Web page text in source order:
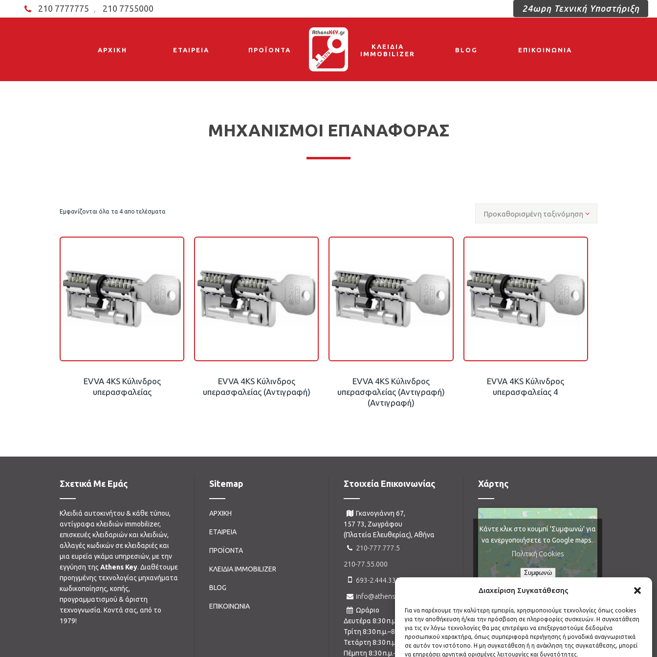
Διαχείριση Συγκατάθεσης
Για να παρέχουμε την καλύτερη εμπειρία, χρησιμοποιούμε τεχνολογίες όπως cookies
για την αποθήκευση ή/και την πρόσβαση σε πληροφορίες συσκευών. Η συγκατάθεση
για τις εν λόγω τεχνολογίες θα μας επιτρέψει να επεξεργαστούμε δεδομένα
προσωπικού χαρακτήρα, όπως συμπεριφορά περιήγησης ή μοναδικά αναγνωριστικά
σε αυτόν τον ιστότοπο. Η μη συγκατάθεση ή η ανάκληση της συγκατάθεσης, μπορεί
να επηρεάσει αρνητικά ορισμένες λειτουργίες και δυνατότητες.
210 7777775 , 210 7755000 24ωρη Τεχνική Υποστήριξη
ΑΡΧΙΚΗ ΕΤΑΙΡΕΙΑ ΠΡΟΪΟΝΤΑ
ΚΛΕΙΔΙΑ
IMMOBILIZER
BLOG ΕΠΙΚΟΙΝΩΝΙΑ
ΜΗΧΑΝΙΣΜΟΙ ΕΠΑΝΑΦΟΡΑΣ
Εμφανίζονται όλα τα 4 αποτελέσματα Προκαθορισμένη ταξινόμηση
EVVA 4KS Κύλινδρος
υπερασφαλείας
EVVA 4KS Κύλινδρος
υπερασφαλείας (Αντιγραφή)
EVVA 4KS Κύλινδρος
υπερασφαλείας (Αντιγραφή)
(Αντιγραφή)
EVVA 4KS Κύλινδρος
υπερασφαλείας 4
Σχετικά Με Εμάς
Κλειδιά αυτοκινήτου & κάθε τύπου,
αντίγραφα κλειδιών immobilizer,
επισκευές κλειδαριών και κλειδιών,
αλλαγές κωδικών σε κλειδαριές και
μια ευρεία γκάμα υπηρεσιών, με την
εγγύηση της Athens Key. Διαθέτουμε
προηγμένης τεχνολογίας μηχανήματα
κωδικοποίησης, κοπής,
προγραμματισμού & άριστη
τεχνογνωσία. Κοντά σας, από το
1979!
Sitemap
ΑΡΧΙΚΗ
ΕΤΑΙΡΕΙΑ
ΠΡΟΪΟΝΤΑ
ΚΛΕΙΔΙΑ IMMOBILIZER
BLOG
ΕΠΙΚΟΙΝΩΝΙΑ
Στοιχεία Επικοινωνίας
Γκανογιάννη 67,
157 73, Ζωγράφου
(Πλατεία Ελευθερίας), Αθήνα
210-777.777.5
210-77.55.000
693-2.444.333
info@athenskey.gr
Ωράριο
Δευτέρα 8:30 π.μ.–5:30 μ.μ.
Τρίτη 8:30 π.μ.–8:00 μ.μ.
Τετάρτη 8:30 π.μ.–5:30 μ.μ.
Πέμπτη 8:30 π.μ.–8:00 μ.μ.
Χάρτης
Κάντε κλικ στο κουμπί 'Συμφωνώ' για
να ενεργοποιήσετε το Google maps.
Πολιτική Cookies
Συμφωνώ